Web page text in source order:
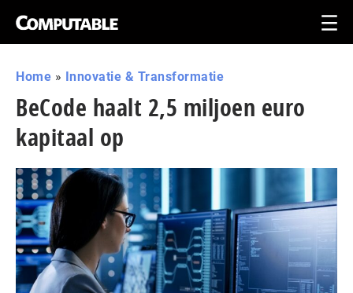
Home » Innovatie & Transformatie
BeCode haalt 2,5 miljoen euro
kapitaal op